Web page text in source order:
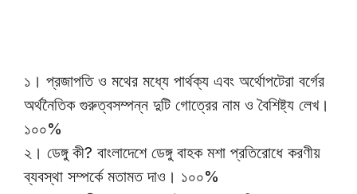
১। প্রজাপতি ও মথের মধ্যে পার্থক্য এবং অর্থোপটেরা বর্গের
অর্থনৈতিক গুরুত্বসম্পন্ন দুটি গোত্রের নাম ও বৈশিষ্ট্য লেখ।
১০০%
২। ডেঙ্গু কী? বাংলাদেশে ডেঙ্গু বাহক মশা প্রতিরোধে করণীয়
ব্যবস্থা সম্পর্কে মতামত দাও। ১০০%